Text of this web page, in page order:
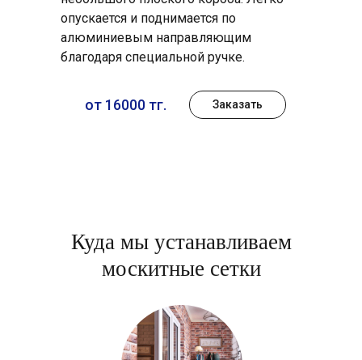
от 16000 тг. Заказать
опускается и поднимается по
алюминиевым направляющим
благодаря специальной ручке.
Куда мы устанавливаем
москитные сетки